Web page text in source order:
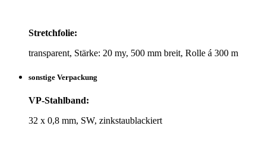
Stretch­folie:
trans­pa­rent, Stärke: 20 my, 500 mm breit, Rolle á 300 m
sons­tige Verpackung
VP-Stahl­band:
32 x 0,8 mm, SW, zinkstaublackiert